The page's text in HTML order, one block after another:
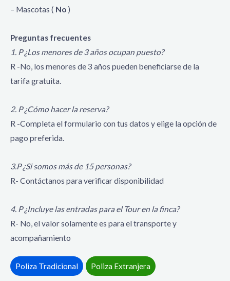
– Mascotas ( No )
Preguntas frecuentes
1. P ¿Los menores de 3 años ocupan puesto?
R -No, los menores de 3 años pueden beneficiarse de la
tarifa gratuita.
2. P ¿Cómo hacer la reserva?
R -Completa el formulario con tus datos y elige la opción de
pago preferida.
3.P ¿Si somos más de 15 personas?
R- Contáctanos para verificar disponibilidad
4. P ¿Incluye las entradas para el Tour en la finca?
R- No, el valor solamente es para el transporte y
acompañamiento
Poliza Tradicional Poliza Extranjera